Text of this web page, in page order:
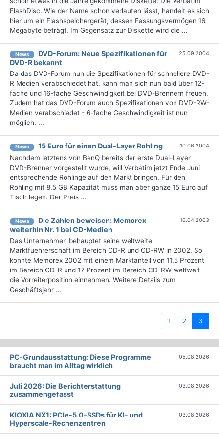
FlashDisc. Wie der Name schon verlauten lässt, handelt es sich
hier um ein Flashspeichergerät, dessen Fassungsvermögen 16
Megabyte beträgt. Im Gegensatz zur Diskette wird die ...
News
DVD-Forum: Neue Spezifikationen für
DVD-R bekannt
25.09.2004
Da das DVD-Forum nun die Spezifikationen für schnellere DVD-
R Medien verabschiedet hat, kann man sich nun bald über 12-
fache und 16-fache Geschwindigkeit bei DVD-Brennern freuen.
Zudem hat das DVD-Forum auch Spezifikationen von DVD-RW-
Medien verabschiedet - 6-fache Geschwindigkeit ist nun
möglich. ...
News 15 Euro für einen Dual-Layer Rohling 10.06.2004
Nachdem letztens von BenQ bereits der erste Dual-Layer
DVD-Brenner vorgestellt wurde, will Verbatim jetzt Ende Juni
entsprechende Rohlinge auf den Markt bringen. Für den
Rohling mit 8,5 GB Kapazität muss man aber ganze 15 Euro auf
Tisch legen. Der Preis ...
News
Die Zahlen beweisen: Memorex
weiterhin Nr. 1 bei CD-Medien
16.04.2003
Das Unternehmen behauptet seine weltweite
Marktfuehrerschaft im Bereich CD-R und CD-RW in 2002. So
konnte Memorex 2002 mit einem Marktanteil von 11,5 Prozent
im Bereich CD-R und 17 Prozent im Bereich CD-RW weltweit
die Vorreiterposition einnehmen. Weitere Details zum
Geschäftsjahr ...
1 2 3
PC-Grundausstattung: Diese Programme
braucht man im Alltag wirklich
05.08.2026
Juli 2026: Die Bericht­erstattung
zusammengefasst
03.08.2026
KIOXIA NX1: PCIe-5.0-SSDs für KI- und
Hyperscale-Rechenzentren
03.08.2026